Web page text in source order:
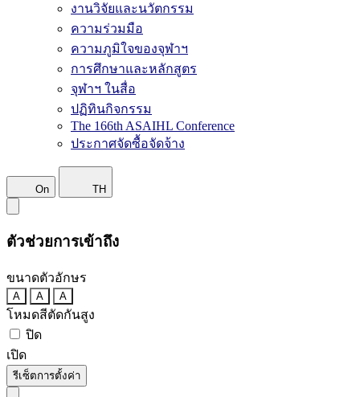
งานวิจัยและนวัตกรรม
ความร่วมมือ
ความภูมิใจของจุฬาฯ
การศึกษาและหลักสูตร
จุฬาฯ ในสื่อ
ปฏิทินกิจกรรม
The 166th ASAIHL Conference
ประกาศจัดซื้อจัดจ้าง
On TH
ตัวช่วยการเข้าถึง
ขนาดตัวอักษร
A A A
โหมดสีตัดกันสูง
ปิด
เปิด
รีเซ็ตการตั้งค่า